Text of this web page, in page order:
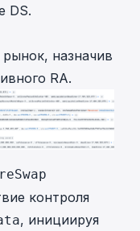
DS.
назначив
RA.
контроля
, инициируя